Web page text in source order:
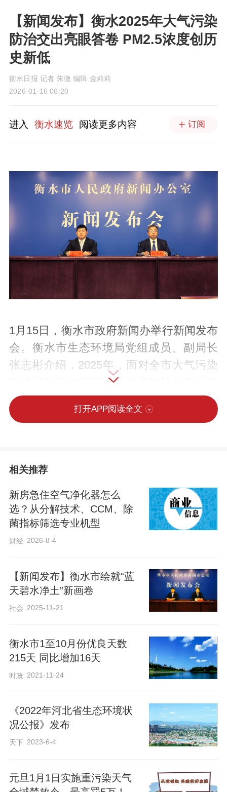
【新闻发布】衡水2025年大气污染
防治交出亮眼答卷 PM2.5浓度创历
史新低
衡水日报 记者 朱微 编辑 金莉莉
2026-01-16 06:20
进入 衡水速览 阅读更多内容 订阅
1月15日，衡水市政府新闻办举行新闻发布
会。衡水市生态环境局党组成员、副局长
张志彬介绍，2025年，面对全市大气污染
物减排持续收窄和不可确定的秋冬季污染
过程等多重挑战，我市通过协同攻坚、加
强帮扶、狠抓落实等举措，推动空气质量
甸甸的亮眼答卷。
衡水市生态环境局发挥牵总协调作用，与
其他市直部门同向发力，狠抓PM2.5、挥
发性有机物、氮氧化物协同治理，集中打
三大攻坚战役，强力推进治污。在扬尘治
理领域，聚焦重点领域、重点区域，严控
扬尘污染，PM10年均浓度66.1微克/立方
臭氧污染攻坚方面，完成了234家企业挥发
性有机物治理，关停整合25台2蒸吨/小时
及以下生物质锅炉，臭氧浓度168.6微克/立
坚战中，科学编制应急集中减排清单，实
行差异化管控，纳入清单企业6164家。积
极应对重污染天气，388家企业纳入豁免清
平企业（A级38家、B级152家、引领性30
打开APP阅读全文
相关推荐
新房急住空气净化器怎么
选？从分解技术、CCM、除
菌指标筛选专业机型
财经 2026-8-4
【新闻发布】衡水市绘就“蓝
天碧水净土”新画卷
社会 2025-11-21
衡水市1至10月份优良天数
215天 同比增加16天
时政 2021-11-24
《2022年河北省生态环境状
况公报》发布
天下 2023-6-4
元旦1月1日实施重污染天气